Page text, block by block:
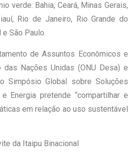
verde: Bahia, Ceará, Minas Gerais,
Rio de Janeiro, Rio Grande do
e São Paulo.
de Assuntos Econômicos e
das Nações Unidas (ONU Desa) e
Simpósio Global sobre Soluções
Energia pretende “compartilhar e
em relação ao uso sustentável
da Itaipu Binacional